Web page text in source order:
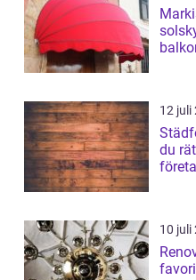
12 juli
du
10 juli